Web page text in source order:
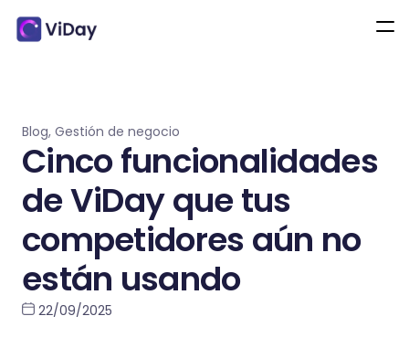
Blog, Gestión de negocio
Cinco funcionalidades
de ViDay que tus
competidores aún no
están usando
22/09/2025